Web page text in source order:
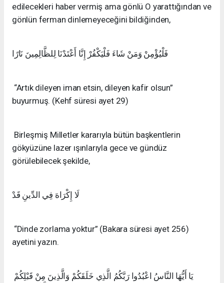
edilecekleri haber vermiş ama gönlü O yarattığından ve
gönlün ferman dinlemeyeceğini bildiğinden,
فَلْيُؤْمِنْ وَمَنْ شَاءَ فَلْيَكْفُرْ إِنَّا أَعْتَدْنَا لِلظَّالِمِينَ نَارًا
“Artık dileyen iman etsin, dileyen kafir olsun”
buyurmuş. (Kehf süresi ayet 29)
Birleşmiş Milletler kararıyla bütün başkentlerin
gökyüzüne lazer ışınlarıyla gece ve gündüz
görülebilecek şekilde,
لَا إِكْرَاهَ فِي الدِّينِ قَدْ
“Dinde zorlama yoktur” (Bakara süresi ayet 256)
ayetini yazın.
يَا أَيُّهَا النَّاسُ اعْبُدُوا رَبَّكُمُ الَّذِي خَلَقَكُمْ وَالَّذِينَ مِنْ قَبْلِكُمْ